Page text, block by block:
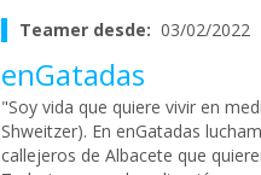
Teamer desde: 03/02/2022
enGatadas
"Soy vida que quiere vivir en
Shweitzer). En enGatadas
callejeros de Albacete que